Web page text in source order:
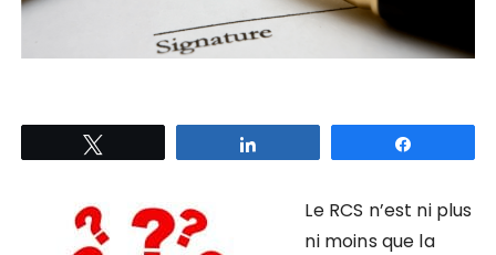
Le RCS n’est ni plus
ni moins que la